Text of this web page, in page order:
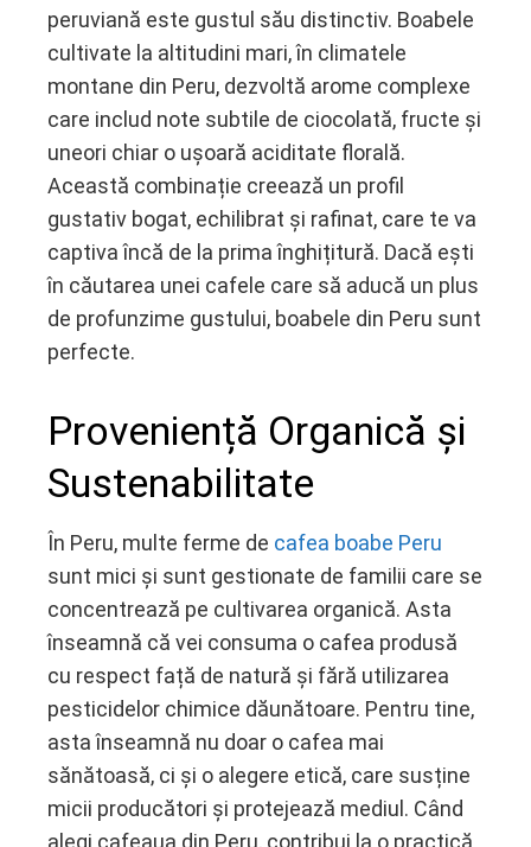
peruviană este gustul său distinctiv. Boabele
cultivate la altitudini mari, în climatele
montane din Peru, dezvoltă arome complexe
care includ note subtile de ciocolată, fructe și
uneori chiar o ușoară aciditate florală.
Această combinație creează un profil
gustativ bogat, echilibrat și rafinat, care te va
captiva încă de la prima înghițitură. Dacă ești
în căutarea unei cafele care să aducă un plus
de profunzime gustului, boabele din Peru sunt
perfecte.
Proveniență Organică și
Sustenabilitate
În Peru, multe ferme de cafea boabe Peru
sunt mici și sunt gestionate de familii care se
concentrează pe cultivarea organică. Asta
înseamnă că vei consuma o cafea produsă
cu respect față de natură și fără utilizarea
pesticidelor chimice dăunătoare. Pentru tine,
asta înseamnă nu doar o cafea mai
sănătoasă, ci și o alegere etică, care susține
micii producători și protejează mediul. Când
alegi cafeaua din Peru, contribui la o practică